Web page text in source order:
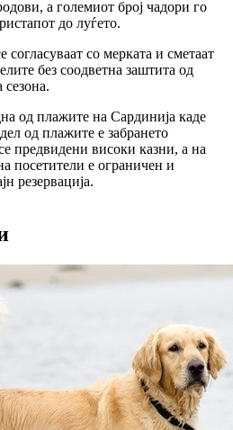
а големиот број чадори го
до луѓето.
со мерката и сметаат
без соодветна заштита од
сезона.
од плажите на Сардинија каде
од плажите е забрането
предвидени високи казни, а на
посетители е ограничен и
резервација.